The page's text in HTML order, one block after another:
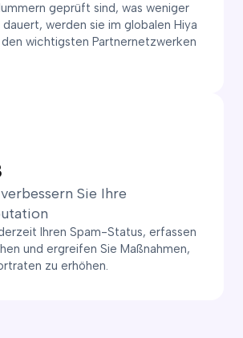
geprüft sind, was weniger
dauert, werden sie im globalen Hiya
wichtigsten Partnernetzwerken
Sie Ihre
Ihren Spam-Status, erfassen
und ergreifen Sie Maßnahmen,
zu erhöhen.